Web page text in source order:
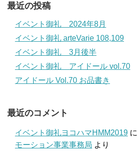
最近の投稿
イベント御礼 2024年8月
イベント御礼 arteVarie 108,109
イベント御礼 3月後半
イベント御礼 アイドール vol.70
アイドール Vol.70 お品書き
最近のコメント
イベント御礼ヨコハマHMM2019 に
モーション事業事務局 より